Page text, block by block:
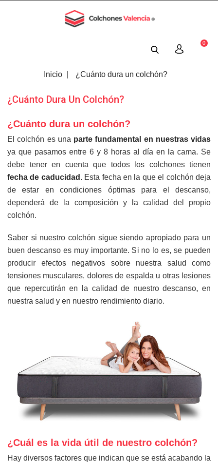
0
Inicio ¿Cuánto dura un colchón?
¿Cuánto Dura Un Colchón?
¿Cuánto dura un colchón?
El colchón es una parte fundamental en nuestras vidas
ya que pasamos entre 6 y 8 horas al día en la cama. Se
debe tener en cuenta que todos los colchones tienen
fecha de caducidad . Esta fecha en la que el colchón deja
de estar en condiciones óptimas para el descanso,
dependerá de la composición y la calidad del propio
colchón.
Saber si nuestro colchón sigue siendo apropiado para un
buen descanso es muy importante. Si no lo es, se pueden
producir efectos negativos sobre nuestra salud como
tensiones musculares, dolores de espalda u otras lesiones
que repercutirán en la calidad de nuestro descanso, en
nuestra salud y en nuestro rendimiento diario.
¿Cuál es la vida útil de nuestro colchón?
Hay diversos factores que indican que se está acabando la